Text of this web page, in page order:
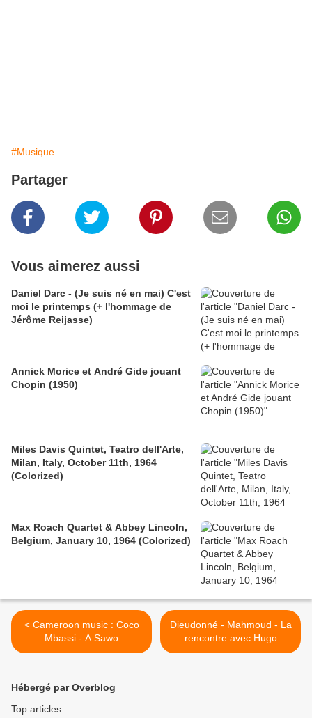
#Musique
Partager
Vous aimerez aussi
Daniel Darc - (Je suis né en mai) C'est
moi le printemps (+ l'hommage de
Jérôme Reijasse)
Annick Morice et André Gide jouant
Chopin (1950)
Miles Davis Quintet, Teatro dell'Arte,
Milan, Italy, October 11th, 1964
(Colorized)
Max Roach Quartet & Abbey Lincoln,
Belgium, January 10, 1964 (Colorized)
< Cameroon music : Coco
Mbassi - A Sawo
Dieudonné - Mahmoud - La
rencontre avec Hugo
Chavez >
Hébergé par Overblog
Top articles